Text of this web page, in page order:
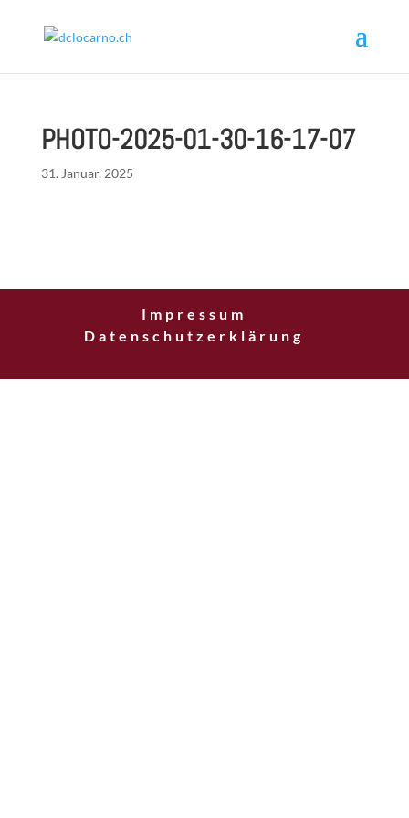
PHOTO-2025-01-30-16-17-07
31. Januar, 2025
Impressum
Datenschutzerklärung